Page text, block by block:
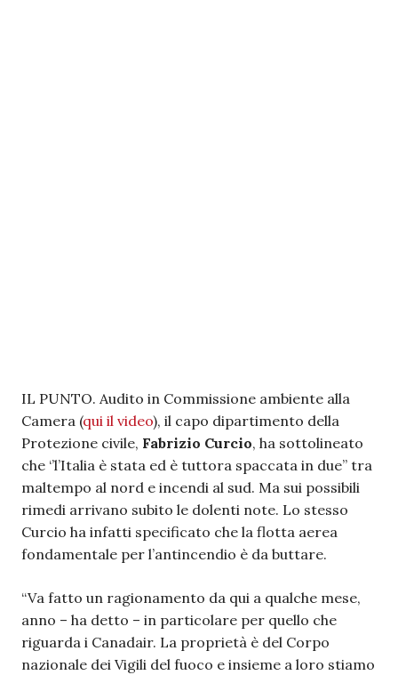
IL PUNTO. Audito in Commissione ambiente alla
Camera (qui il video), il capo dipartimento della
Protezione civile, Fabrizio Curcio, ha sottolineato
che ‘’l’Italia è stata ed è tuttora spaccata in due’’ tra
maltempo al nord e incendi al sud. Ma sui possibili
rimedi arrivano subito le dolenti note. Lo stesso
Curcio ha infatti specificato che la flotta aerea
fondamentale per l’antincendio è da buttare.
“Va fatto un ragionamento da qui a qualche mese,
anno – ha detto – in particolare per quello che
riguarda i Canadair. La proprietà è del Corpo
nazionale dei Vigili del fuoco e insieme a loro stiamo